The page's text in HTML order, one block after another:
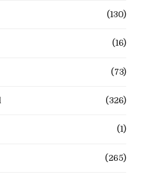
(130)
(16)
(73)
(326)
(1)
(265)